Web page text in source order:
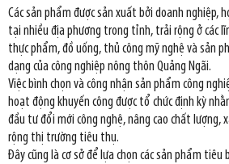
Các sản phẩm được sản xuất bởi doanh nghiệp,
tại nhiều địa phương trong tỉnh, trải rộng ở các
thực phẩm, đồ uống, thủ công mỹ nghệ và sản
dạng của công nghiệp nông thôn Quảng Ngãi.
Việc bình chọn và công nhận sản phẩm công
hoạt động khuyến công được tổ chức định kỳ
đầu tư đổi mới công nghệ, nâng cao chất lượng,
rộng thị trường tiêu thụ.
Đây cũng là cơ sở để lựa chọn các sản phẩm